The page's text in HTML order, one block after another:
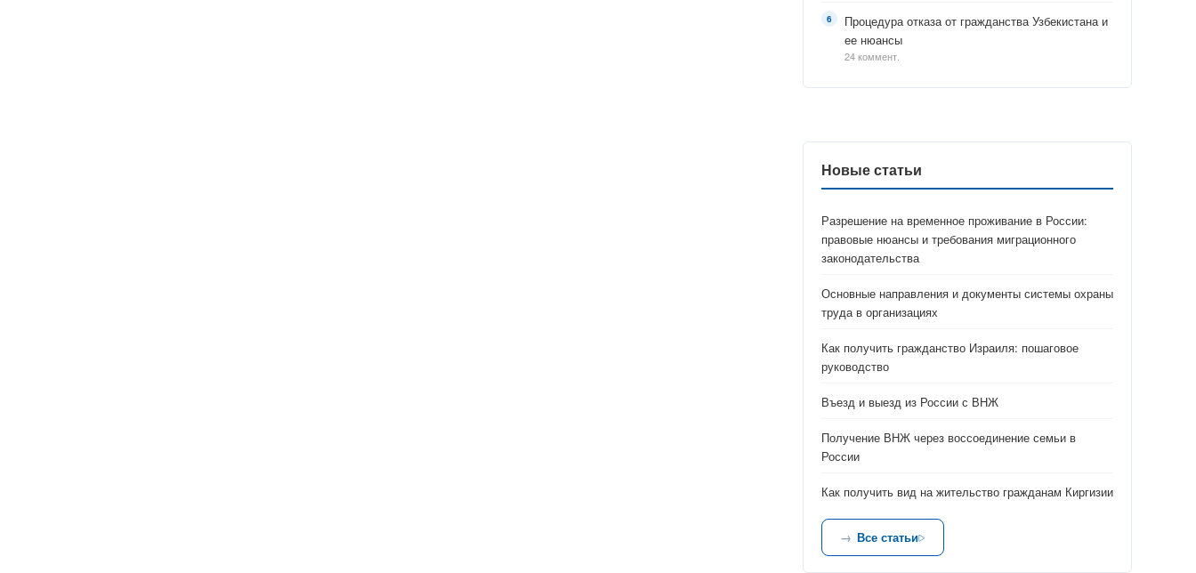
Процедура отказа от гражданства Узбекистана и
ее нюансы
24 коммент.
Новые статьи
Разрешение на временное проживание в России:
правовые нюансы и требования миграционного
законодательства
Основные направления и документы системы охраны
труда в организациях
Как получить гражданство Израиля: пошаговое
руководство
Въезд и выезд из России с ВНЖ
Получение ВНЖ через воссоединение семьи в
России
Как получить вид на жительство гражданам Киргизии
Все статьи